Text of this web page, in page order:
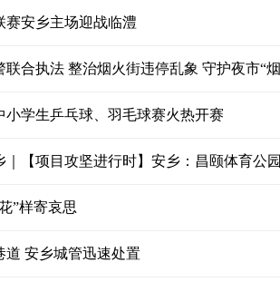
赛安乡主场迎战临澧
联合执法 整治烟火街违停乱象 守护夜市“
小学生乒乓球、羽毛球赛火热开赛
｜【项目攻坚进行时】安乡：昌颐体育公
”样寄哀思
道 安乡城管迅速处置